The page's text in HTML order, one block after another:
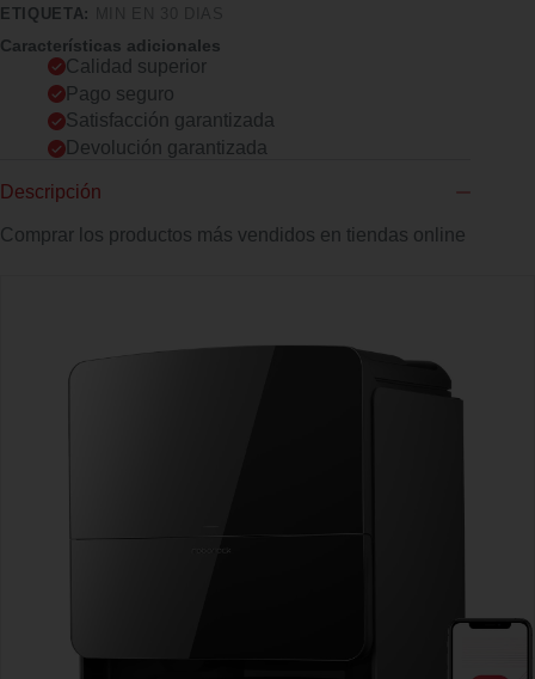
ETIQUETA:
Características adicionales
Calidad superior
Pago seguro
Satisfacción garantizada
Devolución garantizada
Descripción
Comprar los productos más vendidos en tiendas online